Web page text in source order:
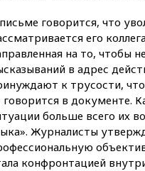
говорится, что
его
на то, чтобы
в адрес
к трусости,
в документе.
больше всего их
Журналисты
конфронтацией